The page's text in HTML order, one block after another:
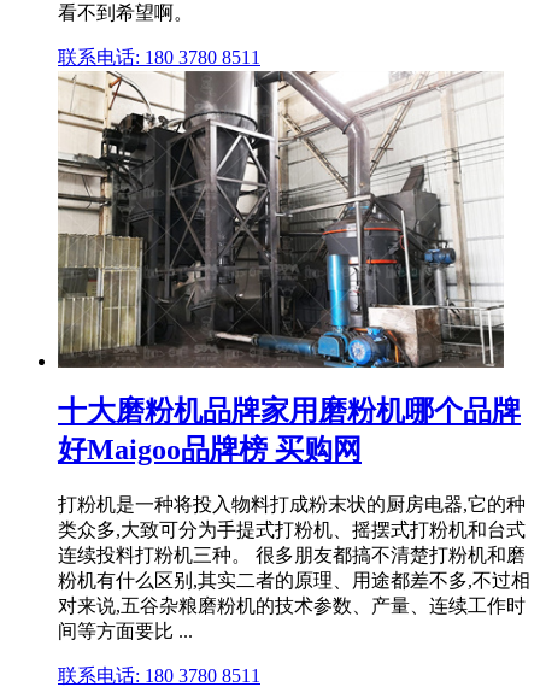
看不到希望啊。
联系电话: 180 3780 8511
十大磨粉机品牌家用磨粉机哪个品牌
好Maigoo品牌榜 买购网
打粉机是一种将投入物料打成粉末状的厨房电器,它的种
类众多,大致可分为手提式打粉机、摇摆式打粉机和台式
连续投料打粉机三种。 很多朋友都搞不清楚打粉机和磨
粉机有什么区别,其实二者的原理、用途都差不多,不过相
对来说,五谷杂粮磨粉机的技术参数、产量、连续工作时
间等方面要比 ...
联系电话: 180 3780 8511